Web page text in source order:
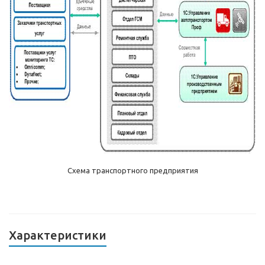
Схема транспортного предприятия
Характеристики